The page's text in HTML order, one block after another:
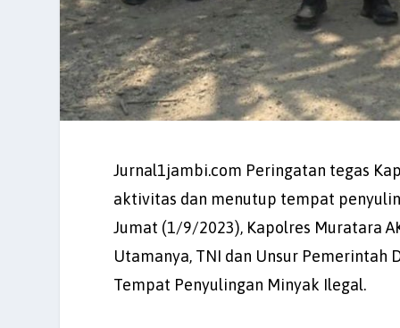
Jurnal1jambi.com Peringatan tegas
aktivitas dan menutup tempat
Jumat (1/9/2023), Kapolres Muratara
Utamanya, TNI dan Unsur Pemerintah
Tempat Penyulingan Minyak Ilegal.